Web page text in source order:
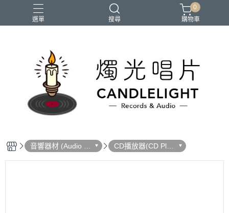
選單 搜尋
2026大港開唱 聖誕節 鏈鋸人蕾潔篇 黑潮好針
0
購物車
音響器材 (Audio E
quipment)
CD播放器(CD Play
er)